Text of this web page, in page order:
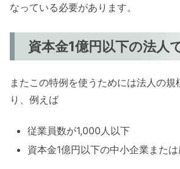
なっている必要があります。
資本金1億円以下の法人
またこの特例を使うためには法人の規
り、例えば
従業員数が1,000人以下
資本金1億円以下の中小企業また